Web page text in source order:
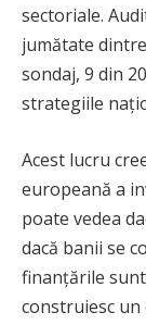
sectoriale.
jumătate
sondaj, 9 din
strategiile
Acest lucru
europeană a
poate vedea
dacă banii se
finanțările
construiesc un